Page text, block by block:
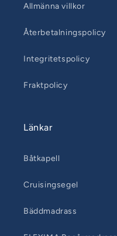
Allmänna villkor
Återbetalningspolicy
Integritetspolicy
Fraktpolicy
Länkar
Båtkapell
Cruisingsegel
Bäddmadrass